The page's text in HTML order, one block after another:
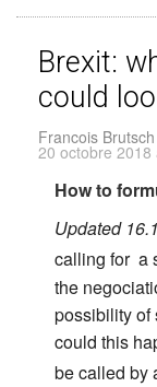
Brexit:
could
Francois Brutsch
20 octobre 2018
How to
Updated
calling for a
the
possibility of
could this
be called by